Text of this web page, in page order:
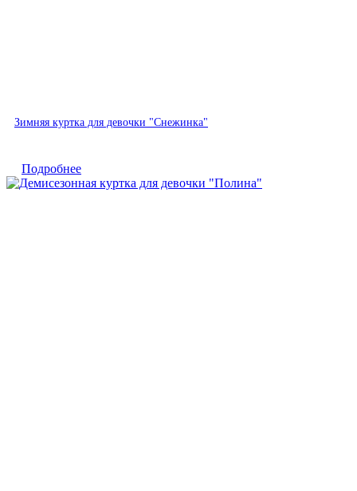
Быстрый просмотр
Зимняя куртка для девочки "Снежинка"
Подробнее